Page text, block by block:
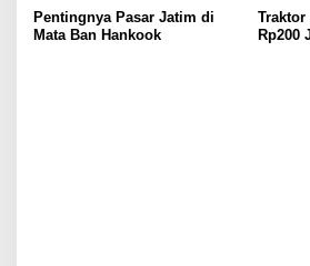
Pentingnya Pasar Jatim di
Mata Ban Hankook
Rp200